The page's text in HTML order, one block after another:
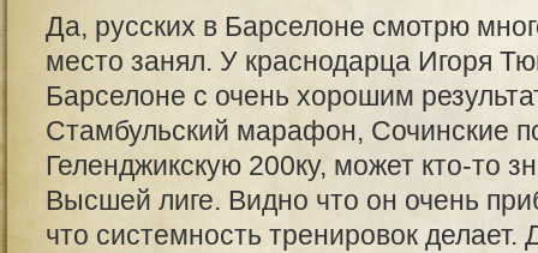
Да, русских в Барселоне смотрю
место занял. У краснодарца Игоря
Барселоне с очень хорошим
Стамбульский марафон, Сочинские
Геленджикскую 200ку, может кто-то
Высшей лиге. Видно что он очень
что системность тренировок делает.